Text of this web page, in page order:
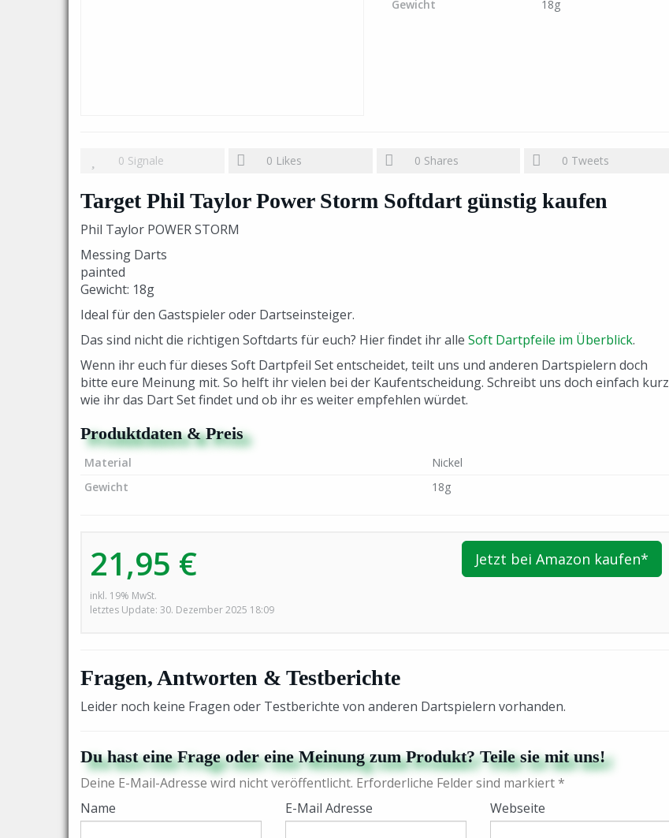
Gewicht
18g
0 Signale 0 Likes 0 Shares 0 Tweets
Target Phil Taylor Power Storm Softdart günstig kaufen
Phil Taylor POWER STORM
Messing Darts
painted
Gewicht: 18g
Ideal für den Gastspieler oder Dartseinsteiger.
Das sind nicht die richtigen Softdarts für euch? Hier findet ihr alle Soft Dartpfeile im Überblick.
Wenn ihr euch für dieses Soft Dartpfeil Set entscheidet, teilt uns und anderen Dartspielern doch
bitte eure Meinung mit. So helft ihr vielen bei der Kaufentscheidung. Schreibt uns doch einfach kurz
wie ihr das Dart Set findet und ob ihr es weiter empfehlen würdet.
Produktdaten & Preis
Material
Nickel
Gewicht
18g
21,95 €
inkl. 19% MwSt.
letztes Update: 30. Dezember 2025 18:09
Jetzt bei Amazon kaufen*
Fragen, Antworten & Testberichte
Leider noch keine Fragen oder Testberichte von anderen Dartspielern vorhanden.
Du hast eine Frage oder eine Meinung zum Produkt? Teile sie mit uns!
Deine E-Mail-Adresse wird nicht veröffentlicht. Erforderliche Felder sind markiert *
Name
E-Mail Adresse Webseite